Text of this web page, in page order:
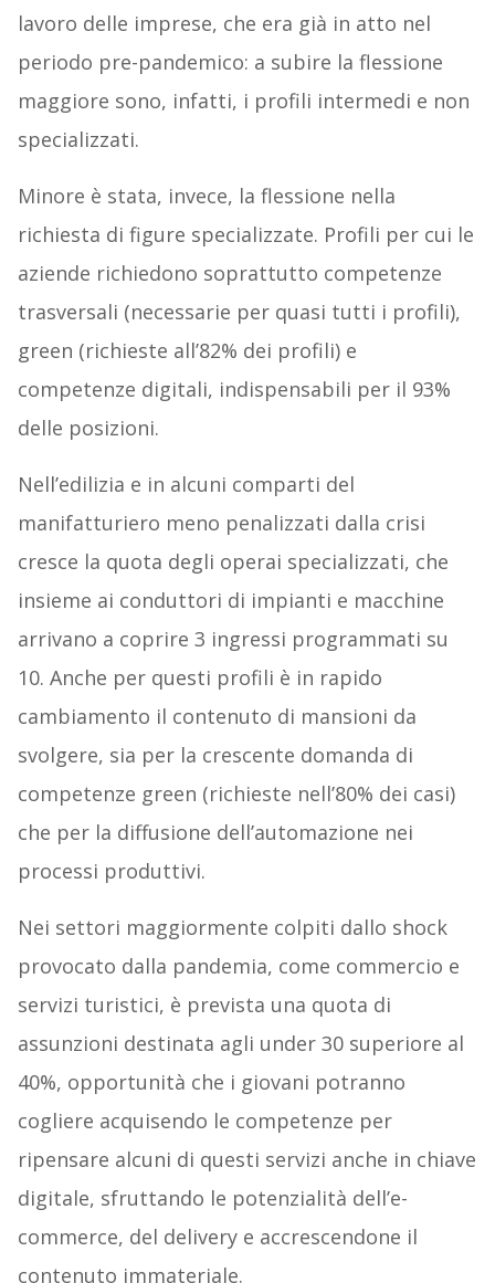
lavoro delle imprese, che era già in atto nel
periodo pre-pandemico: a subire la flessione
maggiore sono, infatti, i profili intermedi e non
specializzati.
Minore è stata, invece, la flessione nella
richiesta di figure specializzate. Profili per cui le
aziende richiedono soprattutto competenze
trasversali (necessarie per quasi tutti i profili),
green (richieste all’82% dei profili) e
competenze digitali, indispensabili per il 93%
delle posizioni.
Nell’edilizia e in alcuni comparti del
manifatturiero meno penalizzati dalla crisi
cresce la quota degli operai specializzati, che
insieme ai conduttori di impianti e macchine
arrivano a coprire 3 ingressi programmati su
10. Anche per questi profili è in rapido
cambiamento il contenuto di mansioni da
svolgere, sia per la crescente domanda di
competenze green (richieste nell’80% dei casi)
che per la diffusione dell’automazione nei
processi produttivi.
Nei settori maggiormente colpiti dallo shock
provocato dalla pandemia, come commercio e
servizi turistici, è prevista una quota di
assunzioni destinata agli under 30 superiore al
40%, opportunità che i giovani potranno
cogliere acquisendo le competenze per
ripensare alcuni di questi servizi anche in chiave
digitale, sfruttando le potenzialità dell’e-
commerce, del delivery e accrescendone il
contenuto immateriale.